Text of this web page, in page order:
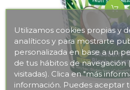
Utilizamos cookies propias y
analíticos y para mostrarte
personalizada en base a un
de tus hábitos de navegación
visitadas). Clica en "más
información. Puedes aceptar